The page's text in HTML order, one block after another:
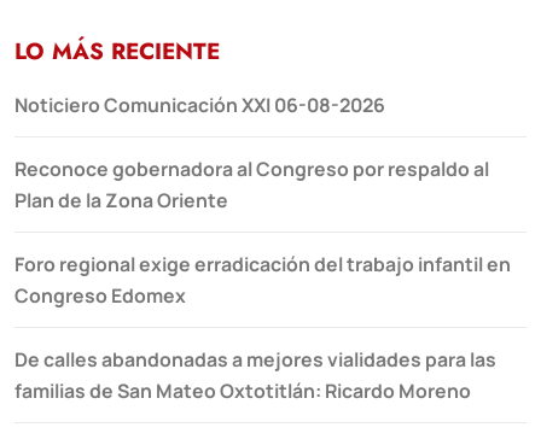
LO MÁS RECIENTE
Noticiero Comunicación XXI 06-08-2026
Reconoce gobernadora al Congreso por respaldo al
Plan de la Zona Oriente
Foro regional exige erradicación del trabajo infantil en
Congreso Edomex
De calles abandonadas a mejores vialidades para las
familias de San Mateo Oxtotitlán: Ricardo Moreno